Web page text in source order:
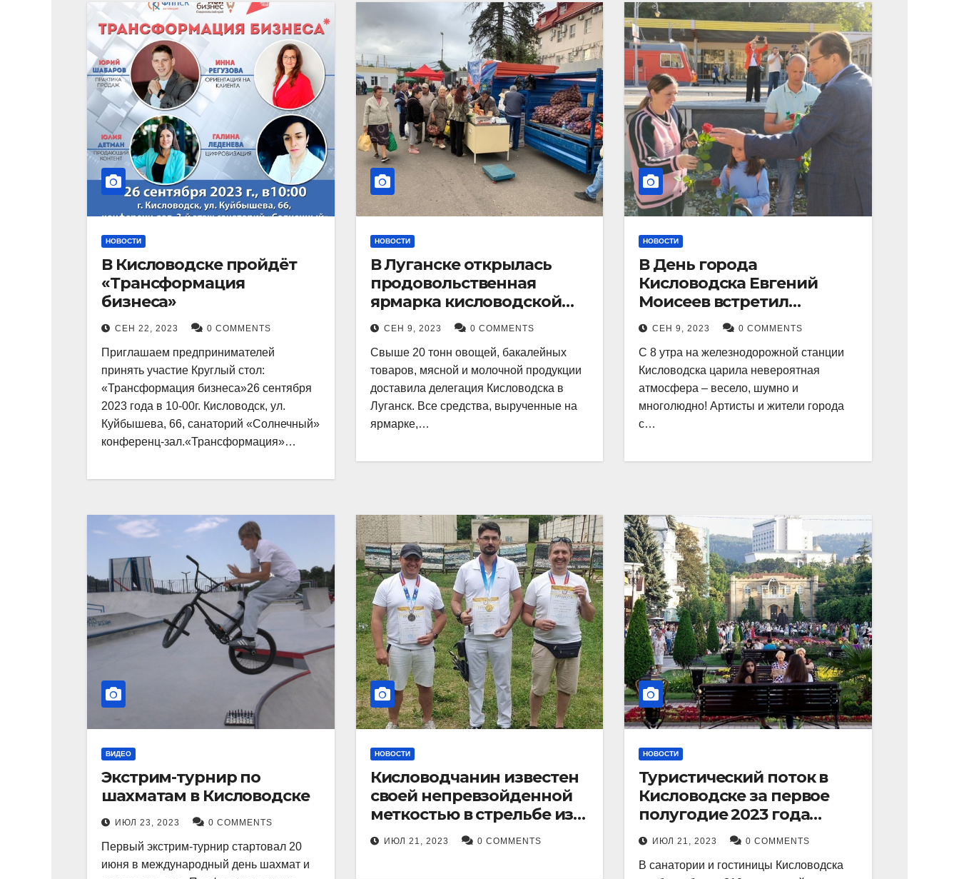
НОВОСТИ
В Кисловодске пройдёт
«Трансформация
бизнеса»
СЕН 22, 2023 0 COMMENTS
Приглашаем предпринимателей
принять участие Круглый стол:
«Трансформация бизнеса»26 сентября
2023 года в 10-00г. Кисловодск, ул.
Куйбышева, 66, санаторий «Солнечный»
конференц-зал.«Трансформация»…
НОВОСТИ
В Луганске открылась
продовольственная
ярмарка кисловодской
продукции.
СЕН 9, 2023 0 COMMENTS
Свыше 20 тонн овощей, бакалейных
товаров, мясной и молочной продукции
доставила делегация Кисловодска в
Луганск. Все средства, вырученные на
ярмарке,…
НОВОСТИ
В День города
Кисловодска Евгений
Моисеев встретил
прибывший поезд с
туристами.
СЕН 9, 2023 0 COMMENTS
С 8 утра на железнодорожной станции
Кисловодска царила невероятная
атмосфера – весело, шумно и
многолюдно! Артисты и жители города
с…
ВИДЕО
Экстрим-турнир по
шахматам в Кисловодске
ИЮЛ 23, 2023 0 COMMENTS
Первый экстрим-турнир стартовал 20
июня в международный день шахмат и
НОВОСТИ
Кисловодчанин известен
своей непревзойденной
меткостью в стрельбе из
лука, и его успехи
прославили его в
ИЮЛ 21, 2023 0 COMMENTS
НОВОСТИ
Туристический поток в
Кисловодске за первое
полугодие 2023 года
показал рекордный рост в
21 процент.
ИЮЛ 21, 2023 0 COMMENTS
В санатории и гостиницы Кисловодска